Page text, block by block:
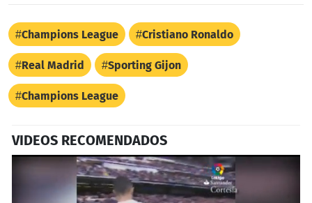
Champions League Cristiano Ronaldo
Real Madrid Sporting Gijon
Champions League
VIDEOS RECOMENDADOS